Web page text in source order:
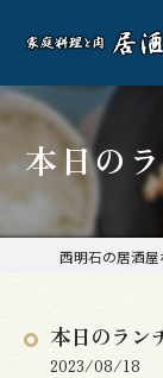
本日の
本日のラン
2023/08/18